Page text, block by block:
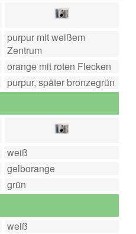
purpur mit weißem
Zentrum
orange mit roten Flecken
purpur, später bronzegrün
weiß
gelborange
grün
weiß